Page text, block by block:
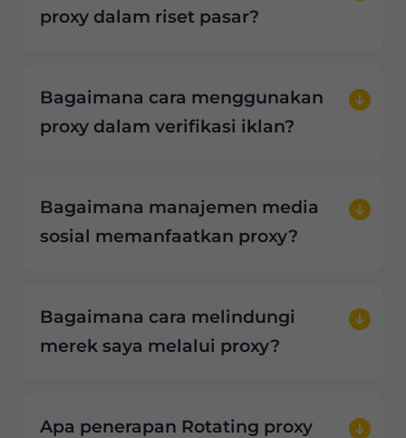
proxy dalam riset pasar?
Bagaimana cara menggunakan
proxy dalam verifikasi iklan?
Bagaimana manajemen media
sosial memanfaatkan proxy?
Bagaimana cara melindungi
merek saya melalui proxy?
Apa penerapan Rotating proxy